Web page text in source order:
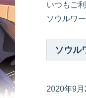
いつもご
ソウルワ
ソウル
2020年9